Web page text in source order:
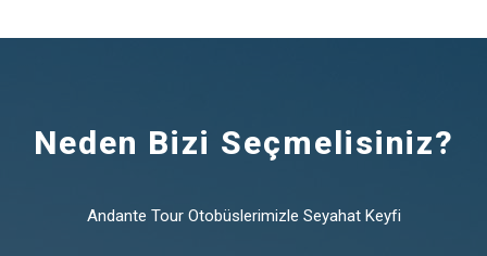
Neden Bizi Seçmelisiniz?
Andante Tour Otobüslerimizle Seyahat Keyfi